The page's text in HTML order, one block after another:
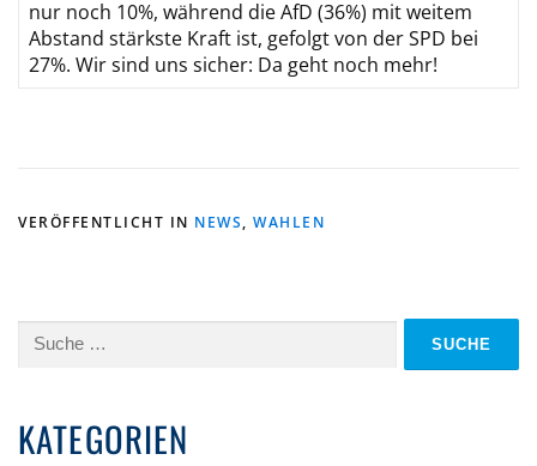
nur noch 10%, während die AfD (36%) mit weitem
Abstand stärkste Kraft ist, gefolgt von der SPD bei
27%. Wir sind uns sicher: Da geht noch mehr!
VERÖFFENTLICHT IN NEWS, WAHLEN
Suche
KATEGORIEN